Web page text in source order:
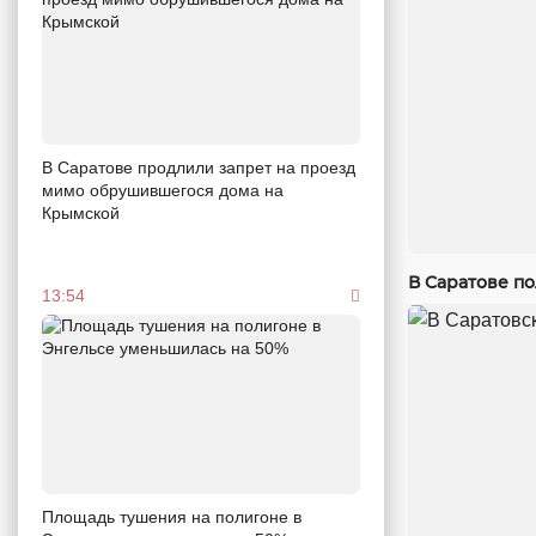
В Саратове продлили запрет на проезд
мимо обрушившегося дома на
Крымской
13:54
Площадь тушения на полигоне в
В Саратове